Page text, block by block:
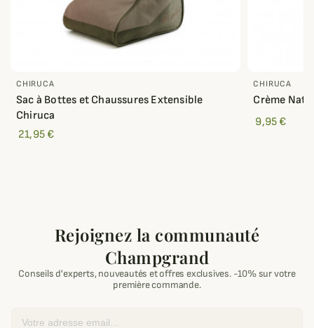
CHIRUCA
Sac à Bottes et Chaussures Extensible
Chiruca
21,95 €
CHIRUCA
Crème
9,95 €
Rejoignez la communauté
Champgrand
Conseils d'experts, nouveautés et offres exclusives. -10% sur votre
première commande.